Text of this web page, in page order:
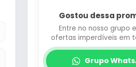
Gostou dessa
Entre no nosso grupo
ofertas imperdíveis em
Grupo